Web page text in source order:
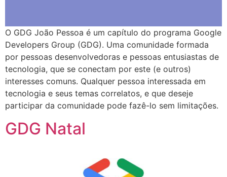
O GDG João Pessoa é um capítulo do programa Google
Developers Group (GDG). Uma comunidade formada
por pessoas desenvolvedoras e pessoas entusiastas de
tecnologia, que se conectam por este (e outros)
interesses comuns. Qualquer pessoa interessada em
tecnologia e seus temas correlatos, e que deseje
participar da comunidade pode fazê-lo sem limitações.
GDG Natal